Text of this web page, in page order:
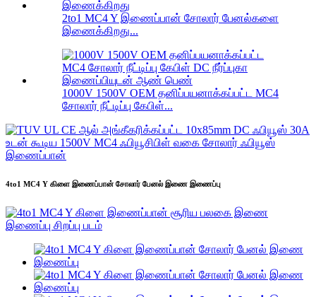
2to1 MC4 Y இணைப்பான் சோலார் பேனல்களை
இணைக்கிறது...
1000V 1500V OEM தனிப்பயனாக்கப்பட்ட MC4
சோலார் நீட்டிப்பு கேபிள்...
4to1 MC4 Y கிளை இணைப்பான் சோலார் பேனல் இணை இணைப்பு